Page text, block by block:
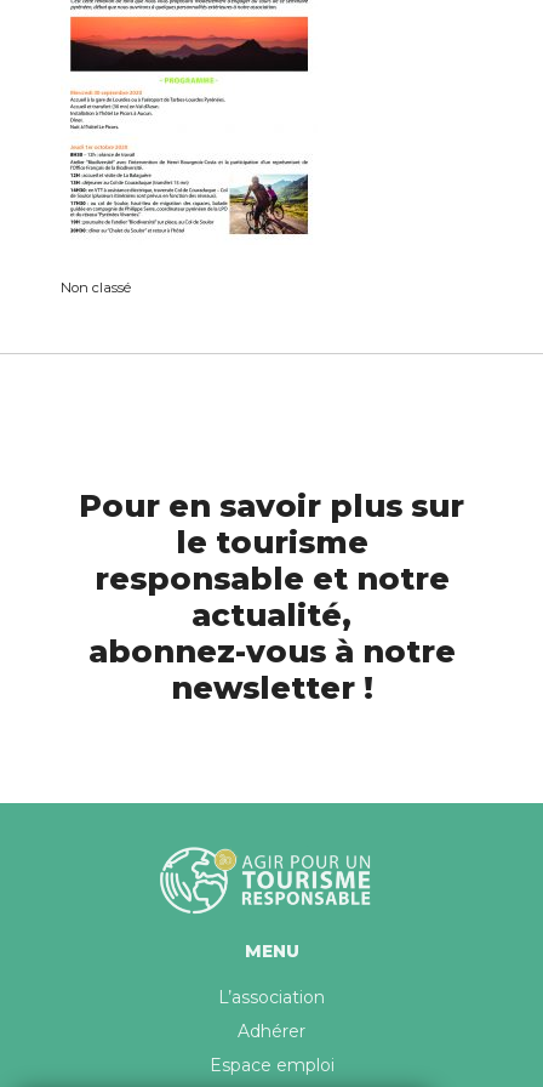
Non classé
Pour en savoir plus sur
le tourisme
responsable et notre
actualité,
abonnez-vous à notre
newsletter !
MENU
L’association
Adhérer
Espace emploi